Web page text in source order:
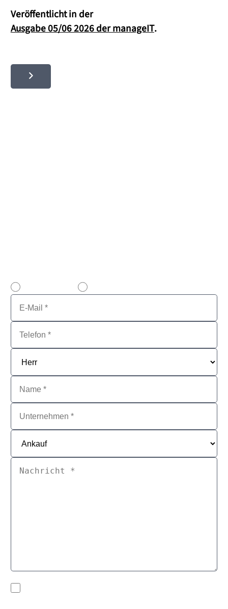
Veröffentlicht in der
Ausgabe 05/06 2026 der manageIT.
E-Mail Kontakt
Zustimmen